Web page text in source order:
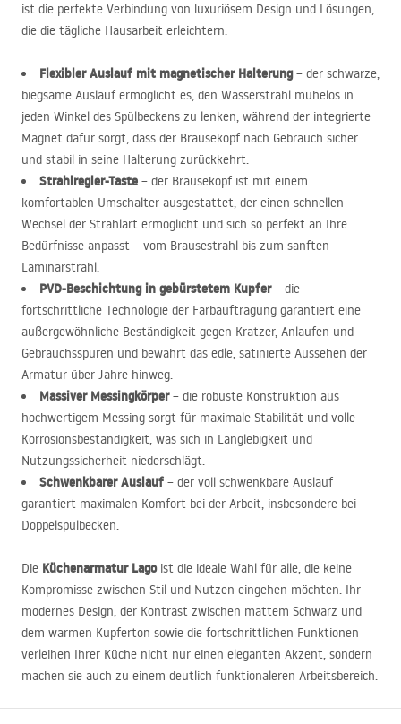
ist die perfekte Verbindung von luxuriösem Design und Lösungen,
die die tägliche Hausarbeit erleichtern.
Flexibler Auslauf mit magnetischer Halterung– der schwarze,
biegsame Auslauf ermöglicht es, den Wasserstrahl mühelos in
jeden Winkel des Spülbeckens zu lenken, während der integrierte
Magnet dafür sorgt, dass der Brausekopf nach Gebrauch sicher
und stabil in seine Halterung zurückkehrt.
Strahlregler-Taste – der Brausekopf ist mit einem
komfortablen Umschalter ausgestattet, der einen schnellen
Wechsel der Strahlart ermöglicht und sich so perfekt an Ihre
Bedürfnisse anpasst – vom Brausestrahl bis zum sanften
Laminarstrahl.
PVD-Beschichtung in gebürstetem Kupfer– die
fortschrittliche Technologie der Farbauftragung garantiert eine
außergewöhnliche Beständigkeit gegen Kratzer, Anlaufen und
Gebrauchsspuren und bewahrt das edle, satinierte Aussehen der
Armatur über Jahre hinweg.
Massiver Messingkörper– die robuste Konstruktion aus
hochwertigem Messing sorgt für maximale Stabilität und volle
Korrosionsbeständigkeit, was sich in Langlebigkeit und
Nutzungssicherheit niederschlägt.
Schwenkbarer Auslauf – der voll schwenkbare Auslauf
garantiert maximalen Komfort bei der Arbeit, insbesondere bei
Doppelspülbecken.
Die Küchenarmatur Lagoist die ideale Wahl für alle, die keine
Kompromisse zwischen Stil und Nutzen eingehen möchten. Ihr
modernes Design, der Kontrast zwischen mattem Schwarz und
dem warmen Kupferton sowie die fortschrittlichen Funktionen
verleihen Ihrer Küche nicht nur einen eleganten Akzent, sondern
machen sie auch zu einem deutlich funktionaleren Arbeitsbereich.